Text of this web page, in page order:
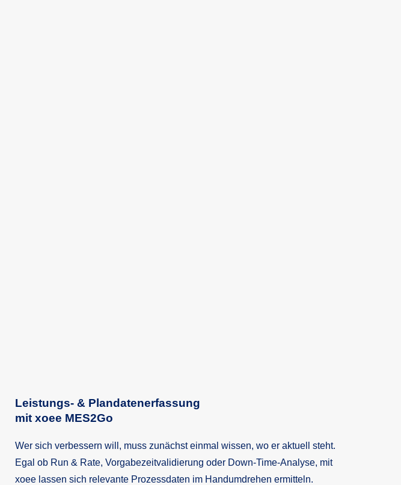
Leistungs- & Plandatenerfassung
mit xoee MES2Go
Wer sich verbessern will, muss zunächst einmal wissen, wo er aktuell steht.
Egal ob Run & Rate, Vorgabezeitvalidierung oder Down-Time-Analyse, mit
xoee lassen sich relevante Prozessdaten im Handumdrehen ermitteln.